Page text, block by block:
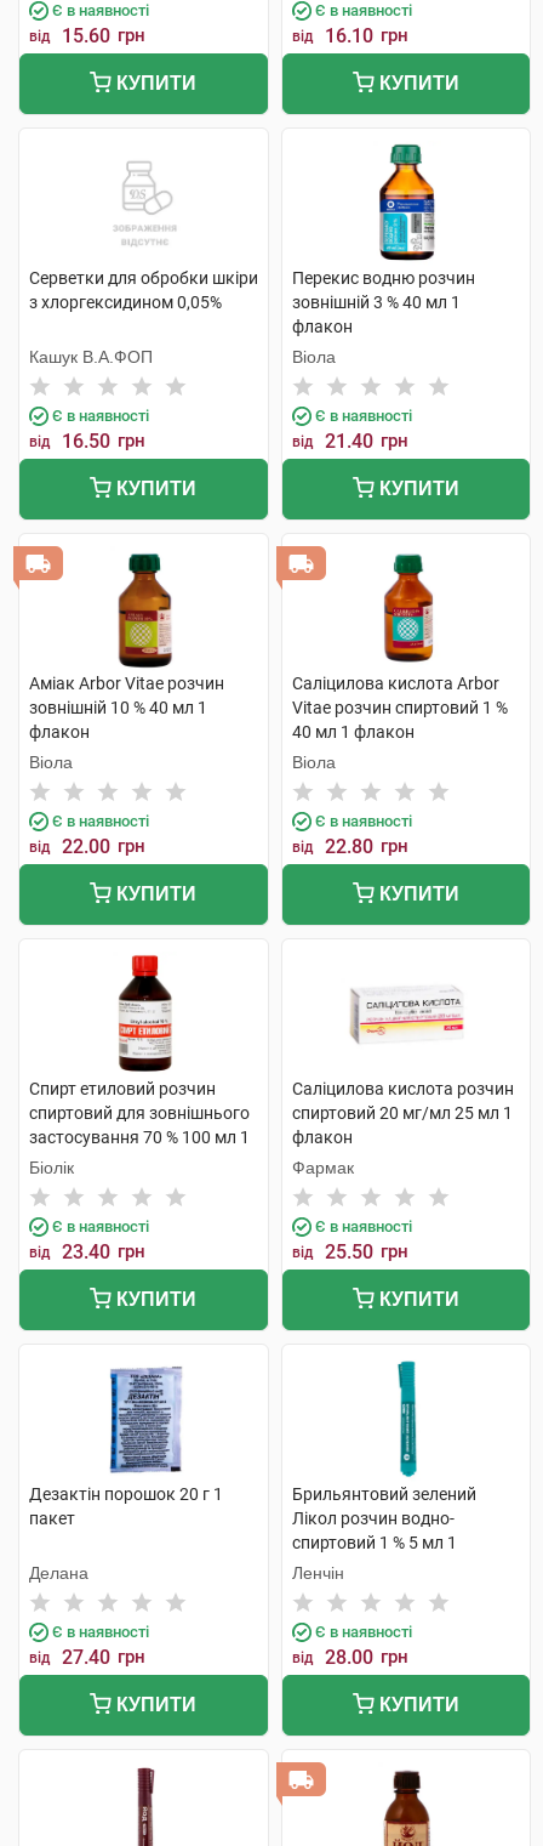
Є в наявності
від 15.60 грн
КУПИТИ
Є в наявності
від 16.10 грн
КУПИТИ
Серветки для обробки шкіри
з хлоргексидином 0,05%
Кашук В.А.ФОП
Є в наявності
від 16.50 грн
КУПИТИ
Перекис водню розчин
зовнішній 3 % 40 мл 1
флакон
Віола
Є в наявності
від 21.40 грн
КУПИТИ
Аміак Arbor Vitae розчин
зовнішній 10 % 40 мл 1
флакон
Віола
Є в наявності
від 22.00 грн
КУПИТИ
Саліцилова кислота Arbor
Vitae розчин спиртовий 1 %
40 мл 1 флакон
Віола
Є в наявності
від 22.80 грн
КУПИТИ
Спирт етиловий розчин
спиртовий для зовнішнього
застосування 70 % 100 мл 1
флакон
Біолік
Є в наявності
від 23.40 грн
КУПИТИ
Саліцилова кислота розчин
спиртовий 20 мг/мл 25 мл 1
флакон
Фармак
Є в наявності
від 25.50 грн
КУПИТИ
Дезактін порошок 20 г 1
пакет
Делана
Є в наявності
від 27.40 грн
КУПИТИ
Брильянтовий зелений
Лікол розчин водно-
спиртовий 1 % 5 мл 1
флакон-олівець
Ленчін
Є в наявності
від 28.00 грн
КУПИТИ